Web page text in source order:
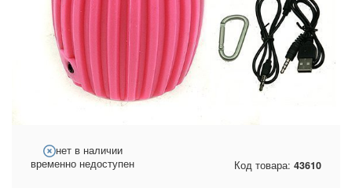
нет в наличии
временно недоступен
Код товара: 43610